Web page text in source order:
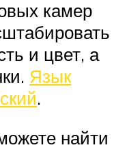
камер
и цвет, а
Язык
.
найти